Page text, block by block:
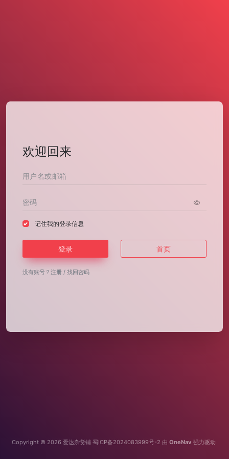
欢迎回来
记住我的登录信息
登录 首页
没有账号？ 注册 / 找回密码
Copyright © 2026 爱达杂货铺 蜀ICP备2024083999号-2 由 OneNav 强力驱动